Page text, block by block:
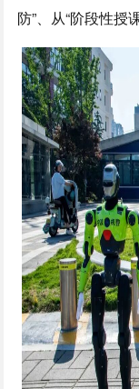
防”、从“阶段性授